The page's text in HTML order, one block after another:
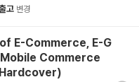
고 변경
E-Commerce, E-G
Commerce